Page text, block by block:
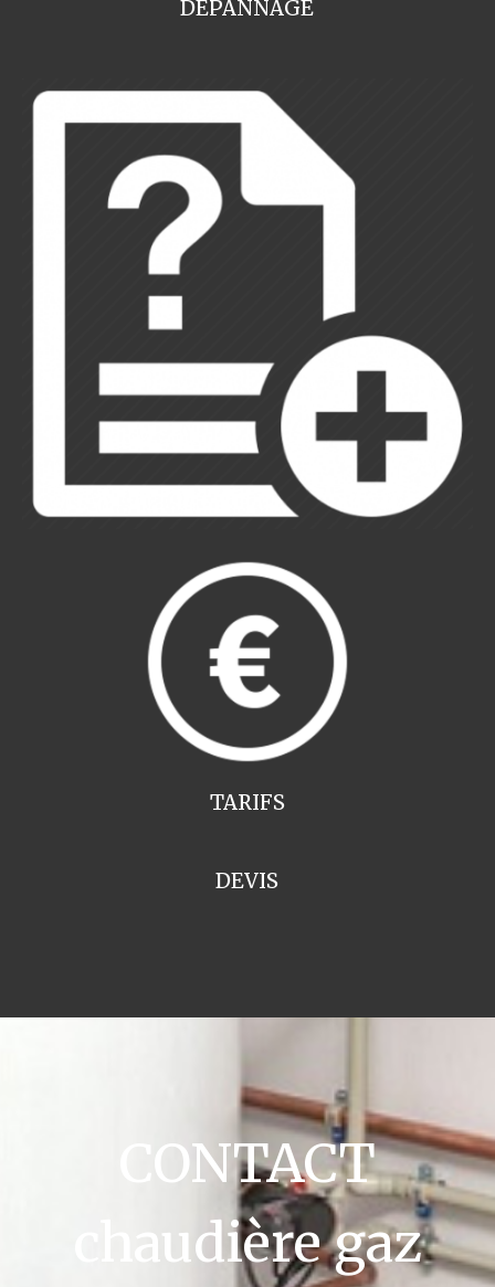
DEPANNAGE
TARIFS
DEVIS
CONTACT
chaudière gaz